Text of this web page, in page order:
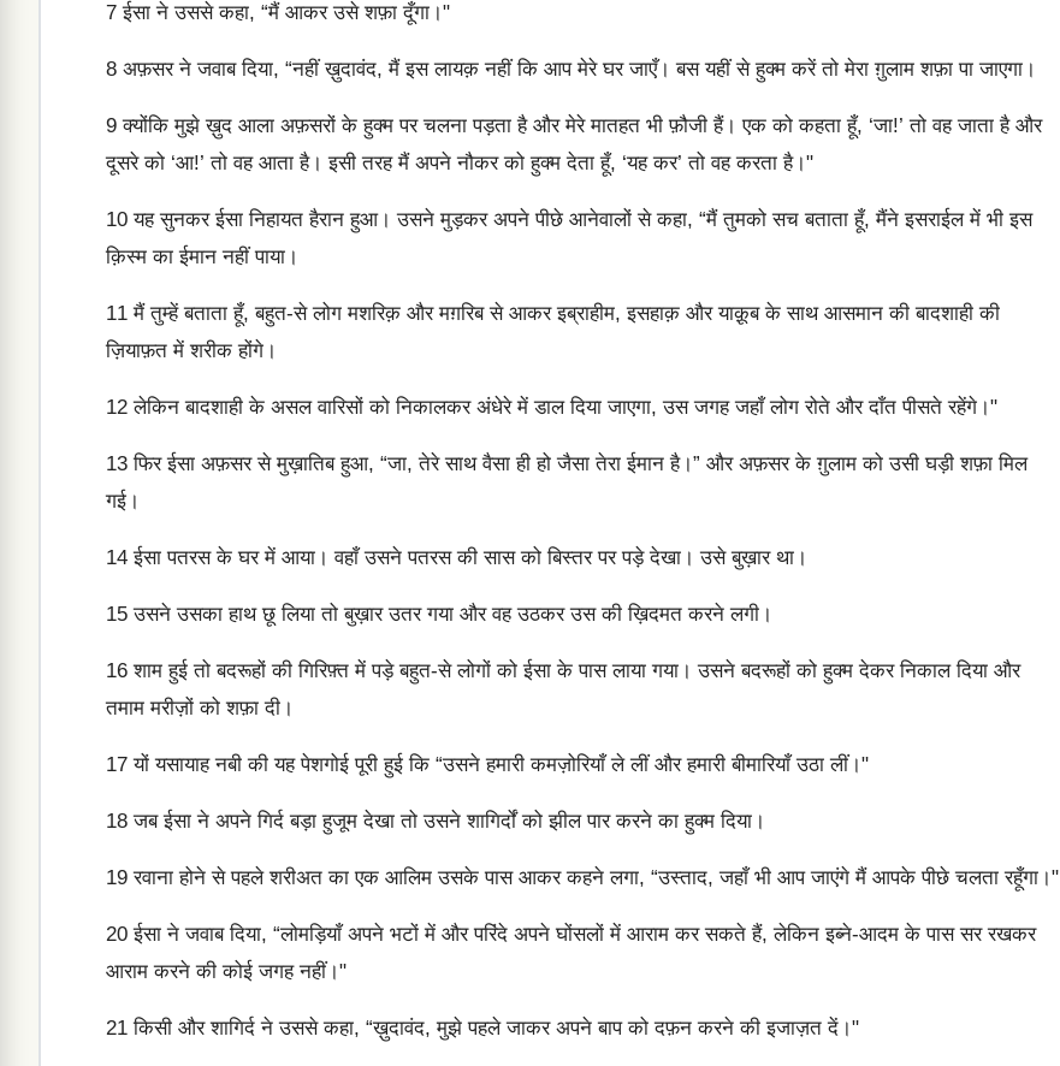
7 ईसा ने उससे कहा, “मैं आकर उसे शफ़ा दूँगा।"
8 अफ़सर ने जवाब दिया, “नहीं ख़ुदावंद, मैं इस लायक़ नहीं कि आप मेरे घर जाएँ। बस यहीं से हुक्म करें तो मेरा ग़ुलाम शफ़ा पा जाएगा।
9 क्योंकि मुझे ख़ुद आला अफ़सरों के हुक्म पर चलना पड़ता है और मेरे मातहत भी फ़ौजी हैं। एक को कहता हूँ, ‘जा!’ तो वह जाता है और
दूसरे को ‘आ!’ तो वह आता है। इसी तरह मैं अपने नौकर को हुक्म देता हूँ, ‘यह कर’ तो वह करता है।"
10 यह सुनकर ईसा निहायत हैरान हुआ। उसने मुड़कर अपने पीछे आनेवालों से कहा, “मैं तुमको सच बताता हूँ, मैंने इसराईल में भी इस
क़िस्म का ईमान नहीं पाया।
11 मैं तुम्हें बताता हूँ, बहुत-से लोग मशरिक़ और मग़रिब से आकर इब्राहीम, इसहाक़ और याक़ूब के साथ आसमान की बादशाही की
ज़ियाफ़त में शरीक होंगे।
12 लेकिन बादशाही के असल वारिसों को निकालकर अंधेरे में डाल दिया जाएगा, उस जगह जहाँ लोग रोते और दाँत पीसते रहेंगे।"
13 फिर ईसा अफ़सर से मुख़ातिब हुआ, “जा, तेरे साथ वैसा ही हो जैसा तेरा ईमान है।” और अफ़सर के ग़ुलाम को उसी घड़ी शफ़ा मिल
गई।
14 ईसा पतरस के घर में आया। वहाँ उसने पतरस की सास को बिस्तर पर पड़े देखा। उसे बुख़ार था।
15 उसने उसका हाथ छू लिया तो बुख़ार उतर गया और वह उठकर उस की ख़िदमत करने लगी।
16 शाम हुई तो बदरूहों की गिरिफ़्त में पड़े बहुत-से लोगों को ईसा के पास लाया गया। उसने बदरूहों को हुक्म देकर निकाल दिया और
तमाम मरीज़ों को शफ़ा दी।
17 यों यसायाह नबी की यह पेशगोई पूरी हुई कि “उसने हमारी कमज़ोरियाँ ले लीं और हमारी बीमारियाँ उठा लीं।"
18 जब ईसा ने अपने गिर्द बड़ा हुजूम देखा तो उसने शागिर्दों को झील पार करने का हुक्म दिया।
19 रवाना होने से पहले शरीअत का एक आलिम उसके पास आकर कहने लगा, “उस्ताद, जहाँ भी आप जाएंगे मैं आपके पीछे चलता रहूँगा।"
20 ईसा ने जवाब दिया, “लोमड़ियाँ अपने भटों में और परिंदे अपने घोंसलों में आराम कर सकते हैं, लेकिन इब्ने-आदम के पास सर रखकर
आराम करने की कोई जगह नहीं।"
21 किसी और शागिर्द ने उससे कहा, “ख़ुदावंद, मुझे पहले जाकर अपने बाप को दफ़न करने की इजाज़त दें।"